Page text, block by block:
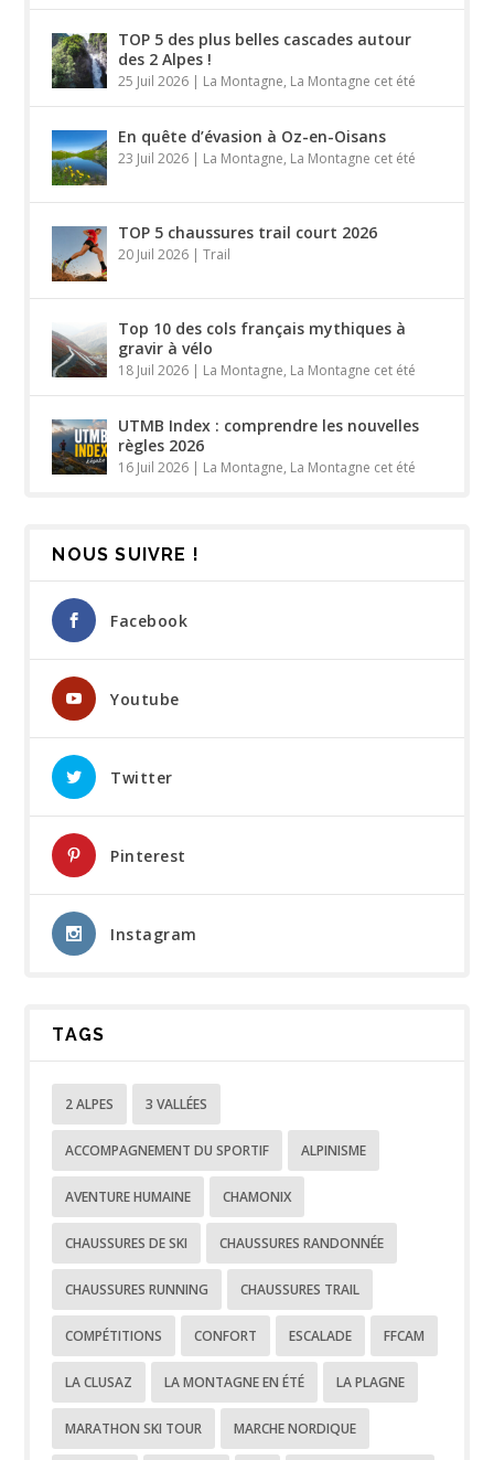
TOP 5 des plus belles cascades autour
des 2 Alpes !
25 Juil 2026 | La Montagne, La Montagne cet été
En quête d’évasion à Oz-en-Oisans
23 Juil 2026 | La Montagne, La Montagne cet été
TOP 5 chaussures trail court 2026
20 Juil 2026 |Trail
Top 10 des cols français mythiques à
gravir à vélo
18 Juil 2026 | La Montagne, La Montagne cet été
UTMB Index : comprendre les nouvelles
règles 2026
16 Juil 2026 | La Montagne, La Montagne cet été
NOUS SUIVRE !
Facebook
Youtube
Twitter
Pinterest
Instagram
TAGS
2 ALPES 3 VALLÉES
ACCOMPAGNEMENT DU SPORTIF ALPINISME
AVENTURE HUMAINE CHAMONIX
CHAUSSURES DE SKI CHAUSSURES RANDONNÉE
CHAUSSURES RUNNING CHAUSSURES TRAIL
COMPÉTITIONS CONFORT ESCALADE FFCAM
LA CLUSAZ LA MONTAGNE EN ÉTÉ LA PLAGNE
MARATHON SKI TOUR MARCHE NORDIQUE